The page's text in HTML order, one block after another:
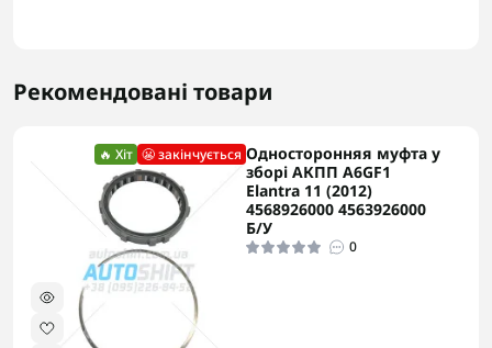
Рекомендовані товари
🔥 Хіт 😬 закінчується Односторонняя муфта у
зборі АКПП A6GF1
Elantra 11 (2012)
4568926000 4563926000
Б/У
0